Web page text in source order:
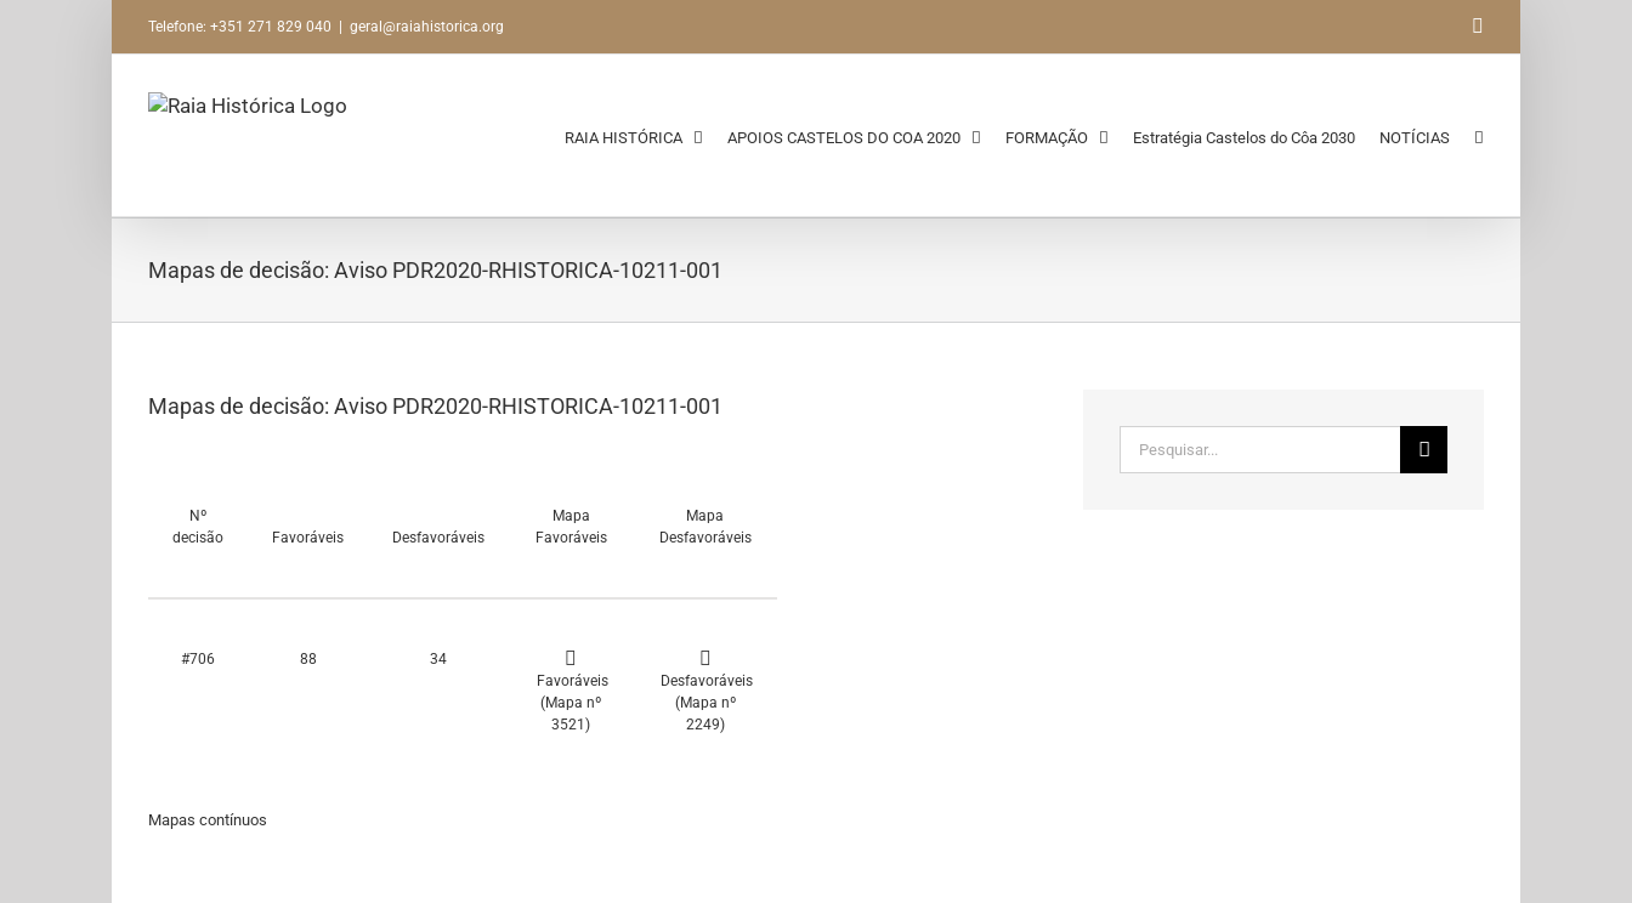
Telefone: +351 271 829 040 geral@raiahistorica.org
RAIA HISTÓRICA APOIOS CASTELOS DO COA 2020 FORMAÇÃO Estratégia Castelos do Côa 2030 NOTÍCIAS
Mapas de decisão: Aviso PDR2020-RHISTORICA-10211-001
Mapas de decisão: Aviso PDR2020-RHISTORICA-10211-001
Nº
decisão
Favoráveis Desfavoráveis
Mapa
Favoráveis
Mapa
Desfavoráveis
#706 88
34
Favoráveis
(Mapa nº
3521)
Desfavoráveis
(Mapa nº
2249)
Mapas contínuos
Pesquisar